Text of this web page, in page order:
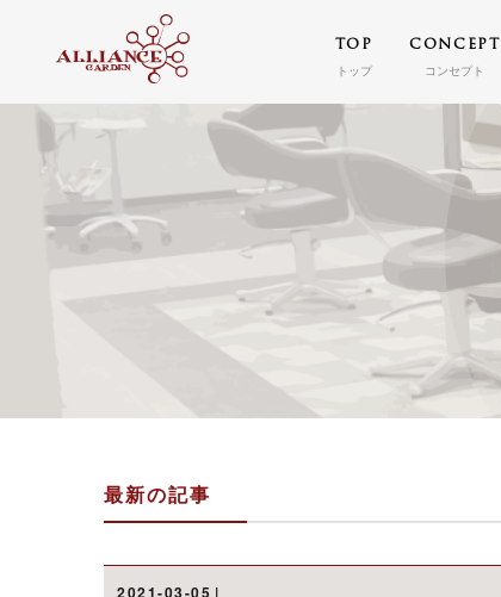
TOP
トップ
CONCEPT
コンセプト
最新の記事